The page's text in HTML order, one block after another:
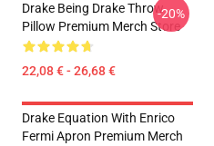
Drake Being Drake Throw
Pillow Premium Merch Store
22,08 € - 26,68 €
-20%
Drake Equation With Enrico
Fermi Apron Premium Merch